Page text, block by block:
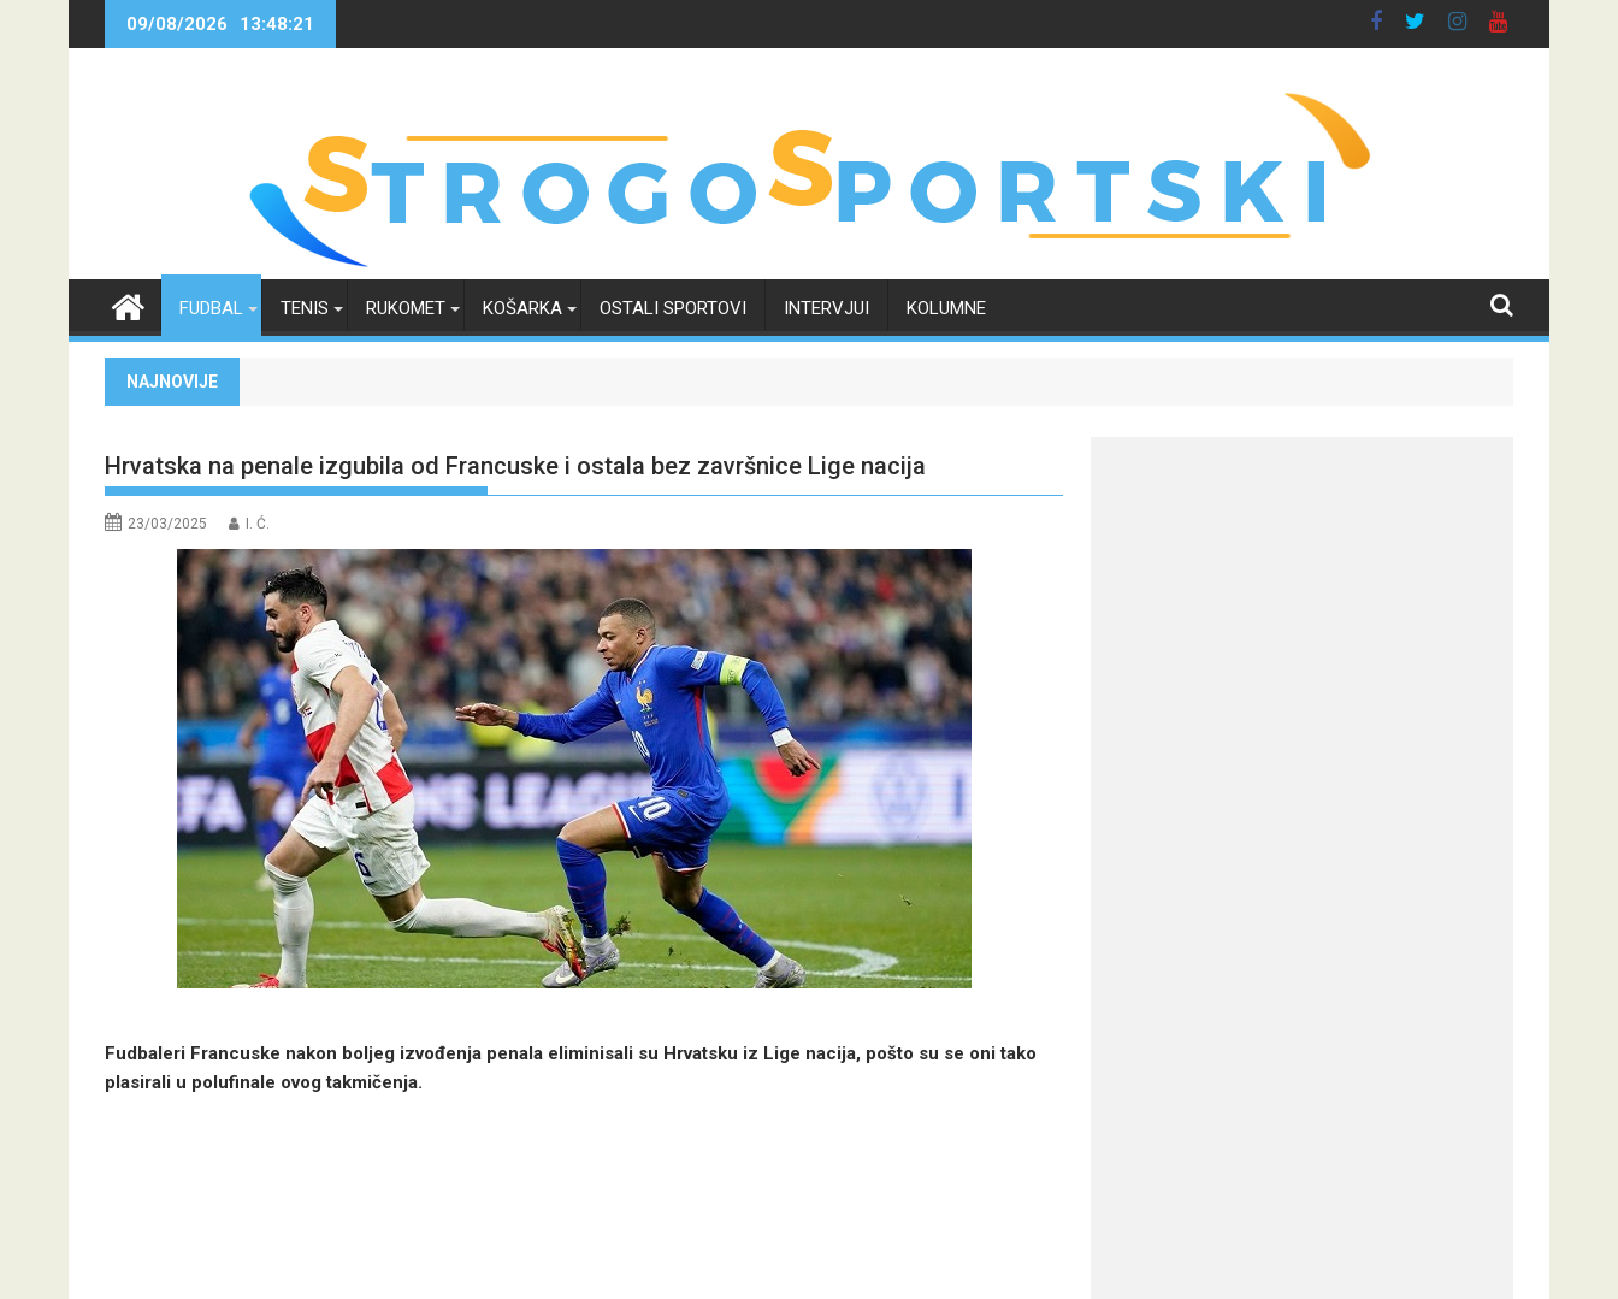
09/08/2026 13:48:22
FUDBAL TENIS RUKOMET KOŠARKA OSTALI SPORTOVI INTERVJUI KOLUMNE
NAJNOVIJE
Hrvatska na penale izgubila od Francuske i ostala bez završnice Lige nacija
23/03/2025 I. Ć.
Fudbaleri Francuske nakon boljeg izvođenja penala eliminisali su Hrvatsku iz Lige nacija, pošto su se oni tako
plasirali u polufinale ovog takmičenja.